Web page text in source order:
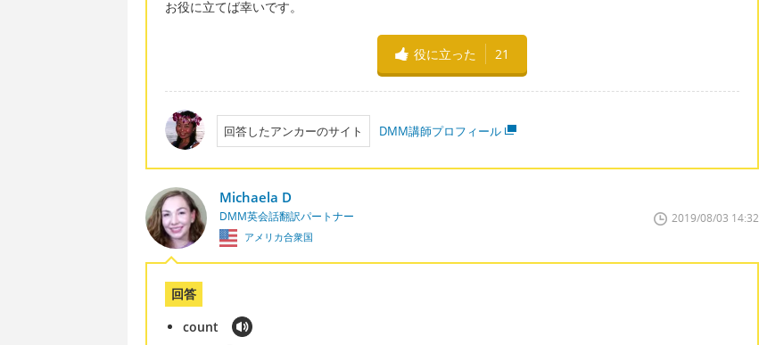
お役に立てば幸いです。
役に立った 21
回答したアンカーのサイト DMM講師プロフィール
Michaela D
DMM英会話翻訳パートナー
アメリカ合衆国
2019/08/03 14:32
回答
count